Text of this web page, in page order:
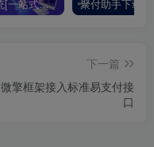
知享派系统[一站式知识付费与私域网校系统]
下一篇
微擎框架接入标准易支付接
口